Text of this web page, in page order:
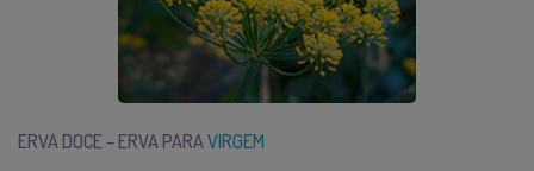
ERVA DOCE – ERVA PARA VIRGEM